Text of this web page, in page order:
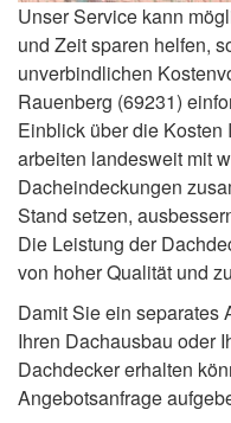
Unser Service kann
und Zeit sparen helfen,
unverbindlichen
Rauenberg (69231)
Einblick über die
arbeiten landesweit mit
Dacheindeckungen
Stand setzen,
Die Leistung der
von hoher Qualität und
Damit Sie ein separates
Ihren Dachausbau oder
Dachdecker erhalten
Angebotsanfrage